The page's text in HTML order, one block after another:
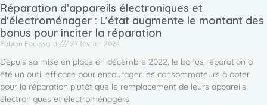
Réparation d’appareils électroniques et
d’électroménager : L’état augmente le montant des
bonus pour inciter la réparation
Fabien Fouissard 27 février 2024
Depuis sa mise en place en décembre 2022, le bonus réparation a
été un outil efficace pour encourager les consommateurs à opter
pour la réparation plutôt que le remplacement de leurs appareils
électroniques et électroménagers